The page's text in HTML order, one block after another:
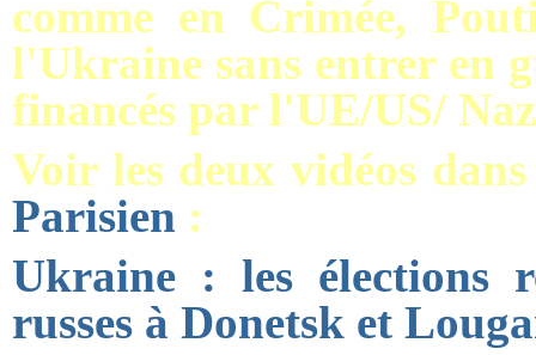
comme en Crimée,
l'Ukraine sans entrer en
financés par l'UE/US/
Voir les deux vidéos
Parisien :
Ukraine : les élections
russes à Donetsk et